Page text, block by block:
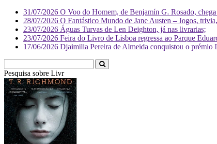
31/07/2026 O Voo do Homem, de Benjamín G. Rosado,
28/07/2026 O Fantástico Mundo de Jane Austen – Jogos,
23/07/2026 Águas Turvas de Len Deighton, já nas livrarias;
23/07/2026 Feira do Livro de Lisboa regressa ao Parque
17/06/2026 Djaimilia Pereira de Almeida conquistou o
Pesquisa sobre Literatura